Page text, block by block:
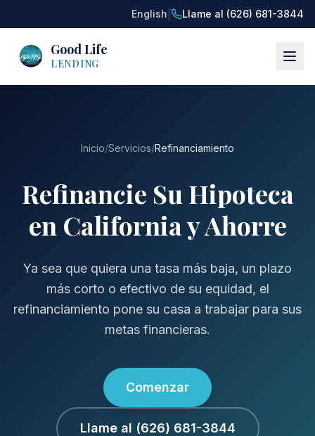
English Llame al (626) 681-3844
Good Life
LENDING
Inicio/Servicios/Refinanciamiento
Refinancie Su Hipoteca
en California y Ahorre
Ya sea que quiera una tasa más baja, un plazo
más corto o efectivo de su equidad, el
refinanciamiento pone su casa a trabajar para sus
metas financieras.
Comenzar
Llame al (626) 681-3844